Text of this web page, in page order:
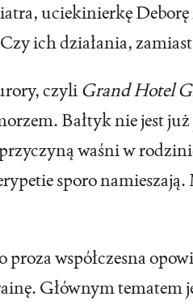
uciekinierkę
ich działania,
czyli Grand Hotel
Bałtyk nie jest
waśni w
sporo
proza współczesna
Głównym